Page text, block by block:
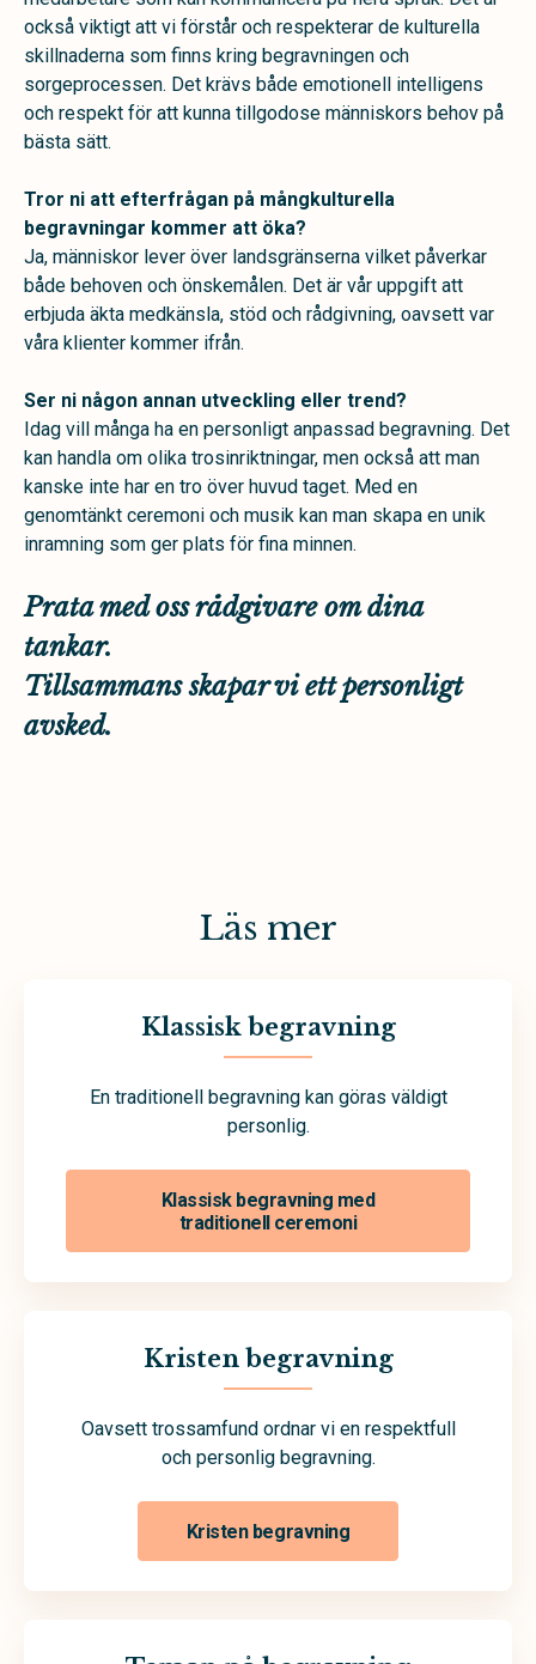
också viktigt att vi förstår och respekterar de kulturella
skillnaderna som finns kring begravningen och
sorgeprocessen. Det krävs både emotionell intelligens
och respekt för att kunna tillgodose människors behov på
bästa sätt.
Tror ni att efterfrågan på mångkulturella
begravningar kommer att öka?
Ja, människor lever över landsgränserna vilket påverkar
både behoven och önskemålen. Det är vår uppgift att
erbjuda äkta medkänsla, stöd och rådgivning, oavsett var
våra klienter kommer ifrån.
Ser ni någon annan utveckling eller trend?
Idag vill många ha en personligt anpassad begravning. Det
kan handla om olika trosinriktningar, men också att man
kanske inte har en tro över huvud taget. Med en
genomtänkt ceremoni och musik kan man skapa en unik
inramning som ger plats för fina minnen.
Prata med oss rådgivare om dina
tankar.
Tillsammans skapar vi ett personligt
avsked.
Läs mer
Klassisk begravning
En traditionell begravning kan göras väldigt
personlig.
Klassisk begravning med
traditionell ceremoni
Kristen begravning
Oavsett trossamfund ordnar vi en respektfull
och personlig begravning.
Kristen begravning